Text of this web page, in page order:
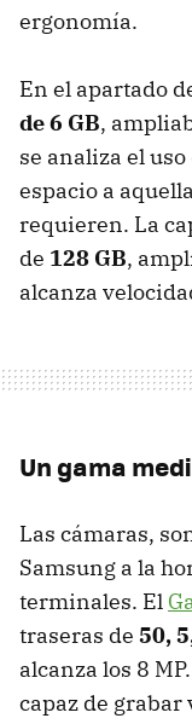
ergonomía.
En el apartado
de 6 GB,
se analiza el
espacio a
requieren. La
de 128 GB,
alcanza
Un gama
Las cámaras,
Samsung a la
terminales. El
traseras de 50,
alcanza los 8
capaz de